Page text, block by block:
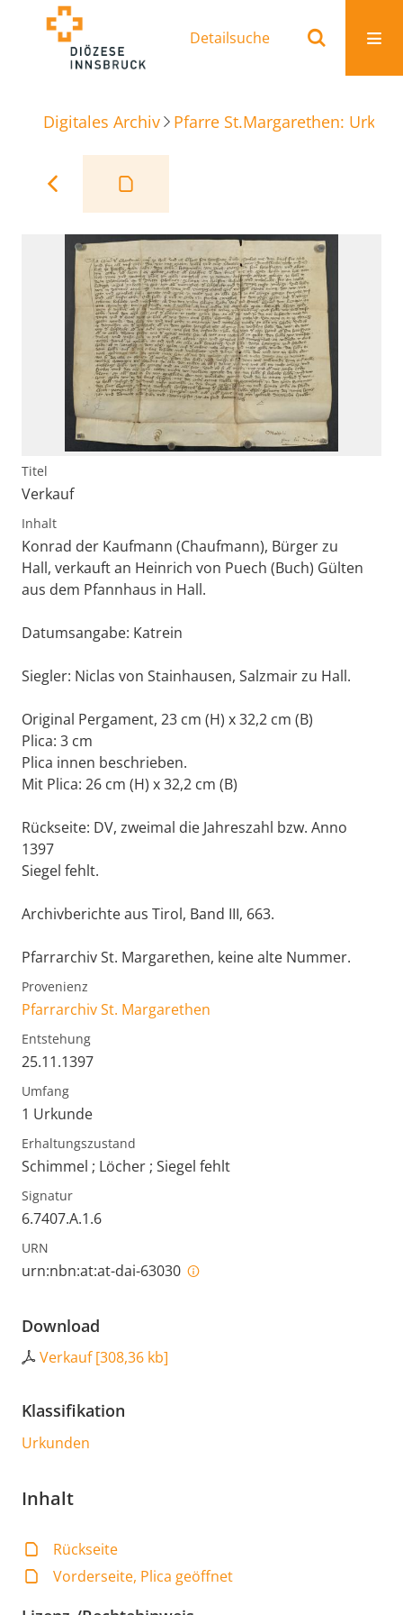
Detailsuche
Digitales Archiv Pfarre St.Margarethen:
Titel
Verkauf
Inhalt
Konrad der Kaufmann (Chaufmann), Bürger zu
Hall, verkauft an Heinrich von Puech (Buch) Gülten
aus dem Pfannhaus in Hall.
Datumsangabe: Katrein
Siegler: Niclas von Stainhausen, Salzmair zu Hall.
Original Pergament, 23 cm (H) x 32,2 cm (B)
Plica: 3 cm
Plica innen beschrieben.
Mit Plica: 26 cm (H) x 32,2 cm (B)
Rückseite: DV, zweimal die Jahreszahl bzw. Anno
1397
Siegel fehlt.
Archivberichte aus Tirol, Band III, 663.
Pfarrarchiv St. Margarethen, keine alte Nummer.
Provenienz
Pfarrarchiv St. Margarethen
Entstehung
25.11.1397
Umfang
1 Urkunde
Erhaltungszustand
Schimmel ; Löcher ; Siegel fehlt
Signatur
6.7407.A.1.6
URN
urn:nbn:at:at-dai-63030
Download
Verkauf[308,36 kb]
Klassifikation
Urkunden
Inhalt
Rückseite
Vorderseite, Plica geöffnet